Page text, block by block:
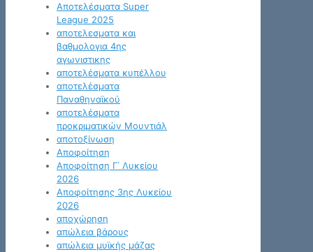
Αποτελέσματα Super
League 2025
αποτελεσματα και
βαθμολογια 4ης
αγωνιστικης
αποτελέσματα κυπέλλου
αποτελέσματα
Παναθηναϊκού
αποτελέσματα
προκριματικών Μουντιάλ
αποτοξίνωση
Αποφοίτηση
Αποφοίτηση Γ΄ Λυκείου
2026
Αποφοίτησης 3ης Λυκείου
2026
αποχώρηση
απώλεια βάρους
απώλεια μυϊκής μάζας